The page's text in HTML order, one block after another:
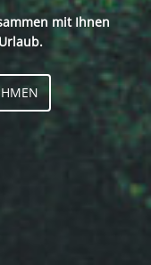
mit Ihnen